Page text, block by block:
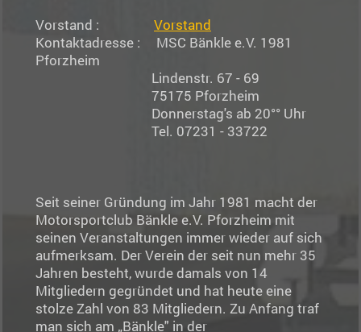
Vorstand : Vorstand
Kontaktadresse : MSC Bänkle e.V. 1981
Pforzheim
Lindenstr. 67 - 69
75175 Pforzheim
Donnerstag's ab 20°° Uhr
Tel. 07231 - 33722
Seit seiner Gründung im Jahr 1981 macht der
Motorsportclub Bänkle e.V. Pforzheim mit
seinen Veranstaltungen immer wieder auf sich
aufmerksam. Der Verein der seit nun mehr 35
Jahren besteht, wurde damals von 14
Mitgliedern gegründet und hat heute eine
stolze Zahl von 83 Mitgliedern. Zu Anfang traf
man sich am „Bänkle" in der